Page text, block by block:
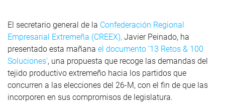
El secretario general de la Confederación Regional
Empresarial Extremeña (CREEX), Javier Peinado, ha
presentado esta mañana el documento ’13 Retos & 100
Soluciones’, una propuesta que recoge las demandas del
tejido productivo extremeño hacia los partidos que
concurren a las elecciones del 26-M, con el fin de que las
incorporen en sus compromisos de legislatura.